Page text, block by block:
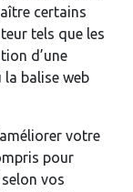
certains
tels que les
d’une
la balise web
votre
pour
vos